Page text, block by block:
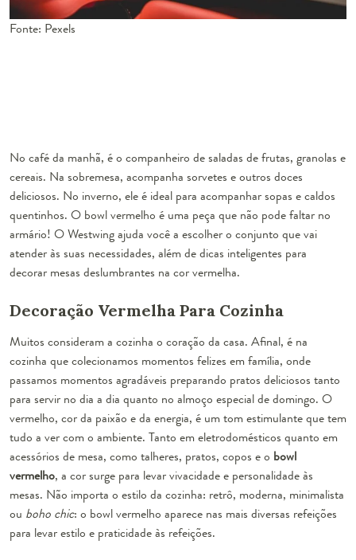
Fonte: Pexels
No café da manhã, é o companheiro de saladas de frutas, granolas e
cereais. Na sobremesa, acompanha sorvetes e outros doces
deliciosos. No inverno, ele é ideal para acompanhar sopas e caldos
quentinhos. O bowl vermelho é uma peça que não pode faltar no
armário! O Westwing ajuda você a escolher o conjunto que vai
atender às suas necessidades, além de dicas inteligentes para
decorar mesas deslumbrantes na cor vermelha.
Decoração Vermelha Para Cozinha
Muitos consideram a cozinha o coração da casa. Afinal, é na
cozinha que colecionamos momentos felizes em família, onde
passamos momentos agradáveis preparando pratos deliciosos tanto
para servir no dia a dia quanto no almoço especial de domingo. O
vermelho, cor da paixão e da energia, é um tom estimulante que tem
tudo a ver com o ambiente. Tanto em eletrodomésticos quanto em
acessórios de mesa, como talheres, pratos, copos e o bowl
vermelho, a cor surge para levar vivacidade e personalidade às
mesas. Não importa o estilo da cozinha: retrô, moderna, minimalista
ou boho chic: o bowl vermelho aparece nas mais diversas refeições
para levarestilo e praticidadeàs refeições.